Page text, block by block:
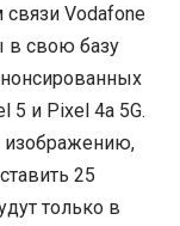
Vodafone
в свою базу
5 и Pixel 4a 5G.
изображению,
25
только в